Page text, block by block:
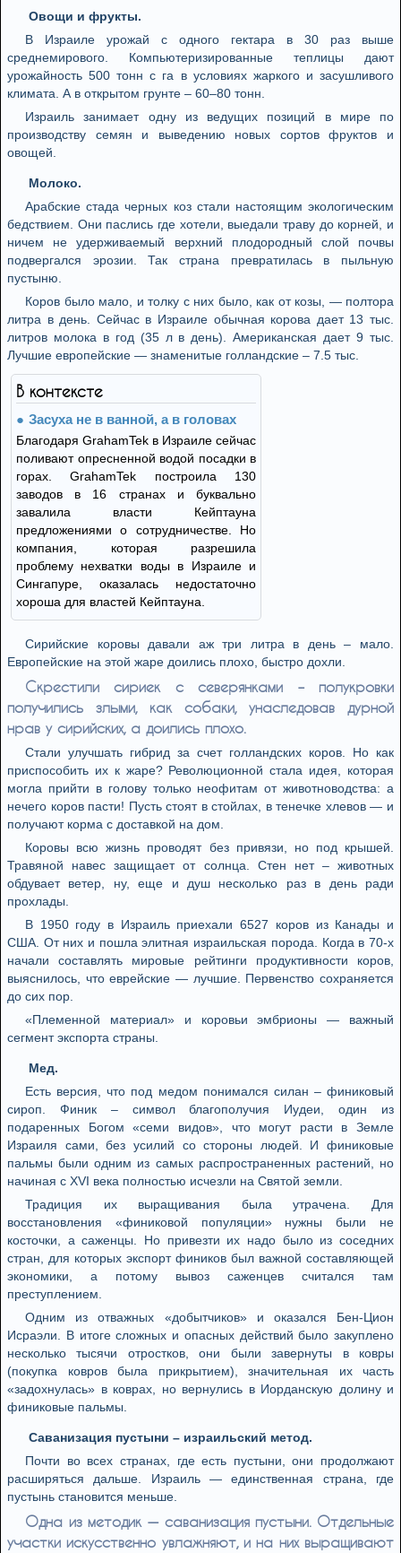
Овощи и фрукты.
В Израиле урожай с одного гектара в 30 раз выше
среднемирового. Компьютеризированные теплицы дают
урожайность 500 тонн с га в условиях жаркого и засушливого
климата. А в открытом грунте – 60–80 тонн.
Израиль занимает одну из ведущих позиций в мире по
производству семян и выведению новых сортов фруктов и
овощей.
Молоко.
Арабские стада черных коз стали настоящим экологическим
бедствием. Они паслись где хотели, выедали траву до корней, и
ничем не удерживаемый верхний плодородный слой почвы
подвергался эрозии. Так страна превратилась в пыльную
пустыню.
Коров было мало, и толку с них было, как от козы, — полтора
литра в день. Сейчас в Израиле обычная корова дает 13 тыс.
литров молока в год (35 л в день). Американская дает 9 тыс.
Лучшие европейские — знаменитые голландские – 7.5 тыс.
В контексте
Засуха не в ванной, а в головах
Благодаря GrahamTek в Израиле сейчас
поливают опресненной водой посадки в
горах. GrahamTek построила 130
заводов в 16 странах и буквально
завалила власти Кейптауна
предложениями о сотрудничестве. Но
компания, которая разрешила
проблему нехватки воды в Израиле и
Сингапуре, оказалась недостаточно
хороша для властей Кейптауна.
Сирийские коровы давали аж три литра в день – мало.
Европейские на этой жаре доились плохо, быстро дохли.
Скрестили сириек с северянками – полукровки
получились злыми, как собаки, унаследовав дурной
нрав у сирийских, а доились плохо.
Стали улучшать гибрид за счет голландских коров. Но как
приспособить их к жаре? Революционной стала идея, которая
могла прийти в голову только неофитам от животноводства: а
нечего коров пасти! Пусть стоят в стойлах, в тенечке хлевов — и
получают корма с доставкой на дом.
Коровы всю жизнь проводят без привязи, но под крышей.
Травяной навес защищает от солнца. Стен нет – животных
обдувает ветер, ну, еще и душ несколько раз в день ради
прохлады.
В 1950 году в Израиль приехали 6527 коров из Канады и
США. От них и пошла элитная израильская порода. Когда в 70-х
начали составлять мировые рейтинги продуктивности коров,
выяснилось, что еврейские — лучшие. Первенство сохраняется
до сих пор.
«Племенной материал» и коровьи эмбрионы — важный
сегмент экспорта страны.
Мед.
Есть версия, что под медом понимался силан – финиковый
сироп. Финик – символ благополучия Иудеи, один из
подаренных Богом «семи видов», что могут расти в Земле
Израиля сами, без усилий со стороны людей. И финиковые
пальмы были одним из самых распространенных растений, но
начиная с XVI века полностью исчезли на Святой земли.
Традиция их выращивания была утрачена. Для
восстановления «финиковой популяции» нужны были не
косточки, а саженцы. Но привезти их надо было из соседних
стран, для которых экспорт фиников был важной составляющей
экономики, а потому вывоз саженцев считался там
преступлением.
Одним из отважных «добытчиков» и оказался Бен-Цион
Исраэли. В итоге сложных и опасных действий было закуплено
несколько тысячи отростков, они были завернуты в ковры
(покупка ковров была прикрытием), значительная их часть
«задохнулась» в коврах, но вернулись в Иорданскую долину и
финиковые пальмы.
Саванизация пустыни – израильский метод.
Почти во всех странах, где есть пустыни, они продолжают
расширяться дальше. Израиль — единственная страна, где
пустынь становится меньше.
Одна из методик — саванизация пустыни. Отдельные
участки искусственно увлажняют, и на них выращивают